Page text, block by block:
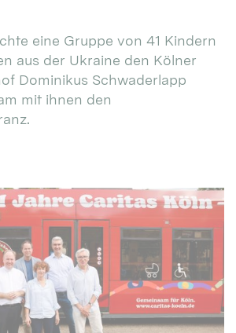
eine Gruppe von 41 Kindern
aus der Ukraine den Kölner
Dominikus Schwaderlapp
mit ihnen den